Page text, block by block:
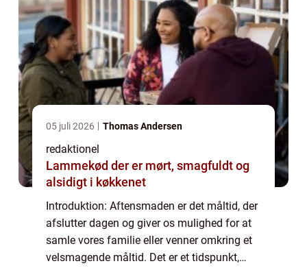
05 juli 2026 Thomas Andersen
redaktionel
Lammekød der er mørt, smagfuldt og
alsidigt i køkkenet
Introduktion: Aftensmaden er det måltid, der
afslutter dagen og giver os mulighed for at
samle vores familie eller venner omkring et
velsmagende måltid. Det er et tidspunkt,